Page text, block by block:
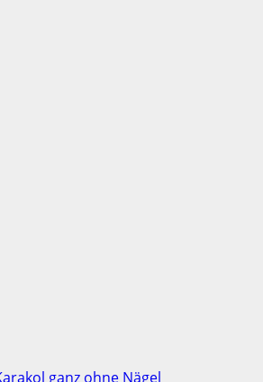
ganz ohne Nägel